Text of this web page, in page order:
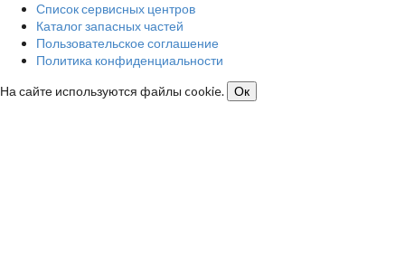
Список сервисных центров
Каталог запасных частей
Пользовательское соглашение
Политика конфиденциальности
На сайте используются файлы cookie.
Ок